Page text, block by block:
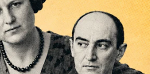
immer in